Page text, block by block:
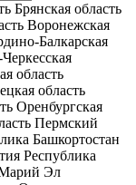
Брянская область
Воронежская
Балкарская
область
область
Оренбургская
Пермский
Башкортостан
Республика
Эл